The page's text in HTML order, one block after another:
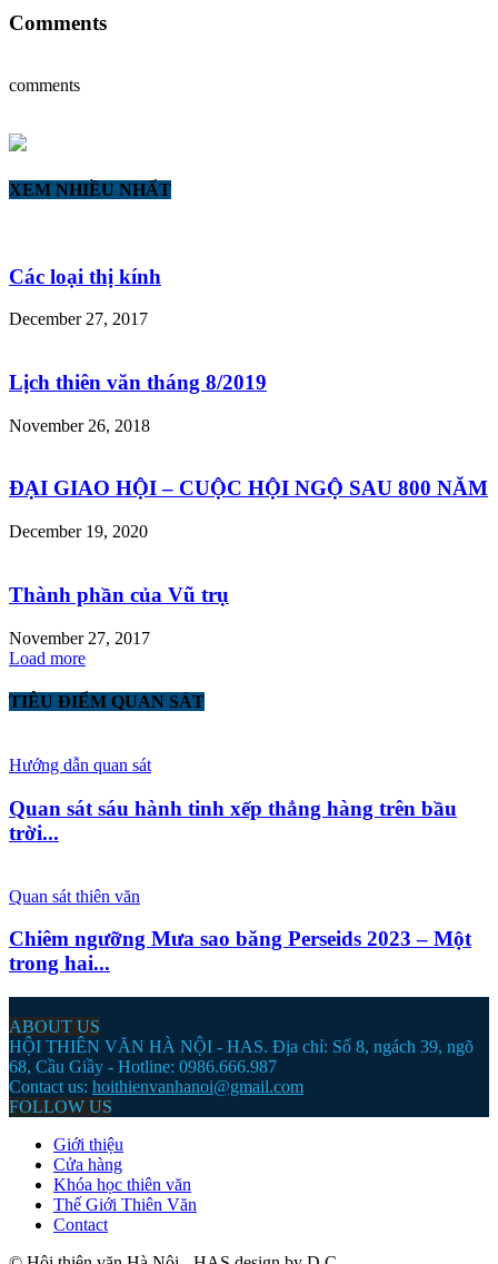
Comments
comments
XEM NHIỀU NHẤT
Các loại thị kính
December 27, 2017
Lịch thiên văn tháng 8/2019
November 26, 2018
ĐẠI GIAO HỘI – CUỘC HỘI NGỘ SAU 800 NĂM
December 19, 2020
Thành phần của Vũ trụ
November 27, 2017
Load more
TIÊU ĐIỂM QUAN SÁT
Hướng dẫn quan sát
Quan sát sáu hành tinh xếp thẳng hàng trên bầu
trời...
Quan sát thiên văn
Chiêm ngưỡng Mưa sao băng Perseids 2023 – Một
trong hai...
ABOUT US
HỘI THIÊN VĂN HÀ NỘI - HAS. Địa chỉ: Số 8, ngách 39, ngõ
68, Cầu Giầy - Hotline: 0986.666.987
Contact us: hoithienvanhanoi@gmail.com
FOLLOW US
Giới thiệu
Cửa hàng
Khóa học thiên văn
Thế Giới Thiên Văn
Contact